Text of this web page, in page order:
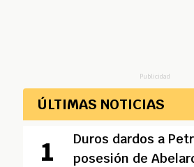
Publicidad
ÚLTIMAS NOTICIAS
Duros dardos a
posesión de